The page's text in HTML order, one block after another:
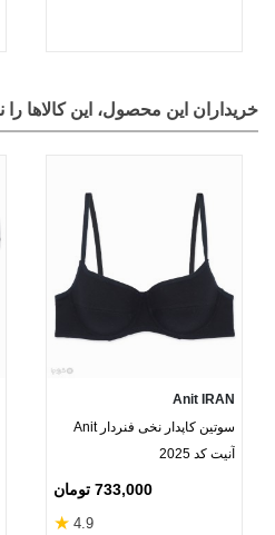
خریداران این محصول، این کالاها را
Anit IRAN
سوتین کاپدار نخی فنردار Anit
آنیت کد 2025
733,000 تومان
4.9
★